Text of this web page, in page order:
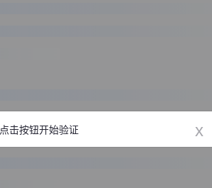
点击按钮开始验证 x